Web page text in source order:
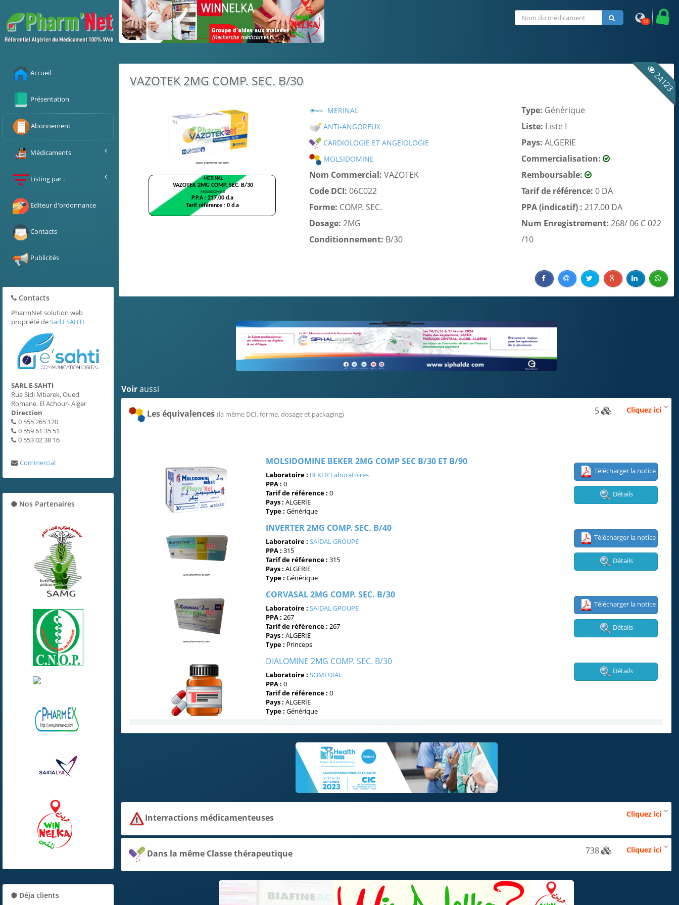
Accueil
Présentation
Abonnement
Médicaments
Listing par :
Editeur d'ordonnance
Contacts
Publicités
Contacts
PharmNet solution web
propriété deSarl ESAHTI.
SARL E-SAHTI
Rue Sidi Mbarek, Oued
Romane, El Achour- Alger
Direction
0 555 265 120
0 559 61 35 51
0 553 02 38 16
Commercial
Nos Partenaires
Déja clients
10
24123
VAZOTEK 2MG COMP. SEC. B/30
MERINAL
ANTI-ANGOREUX
CARDIOLOGIE ET ANGEIOLOGIE
MOLSIDOMINE
Nom Commercial: VAZOTEK
Code DCI: 06C022
Forme: COMP. SEC.
Dosage: 2MG
Conditionnement: B/30
Type: Générique
Liste: Liste I
Pays: ALGERIE
Commercialisation:
Remboursable:
Tarif de référence: 0 DA
PPA (indicatif) : 217.00 DA
Num Enregistrement: 268/ 06 C 022
/10
Voiraussi
Les équivalences (la même DCI, forme, dosage et packaging) Cliquez ici
5
Interractions médicamenteuses Cliquez ici
Dans la même Classe thérapeutique Cliquez ici
738